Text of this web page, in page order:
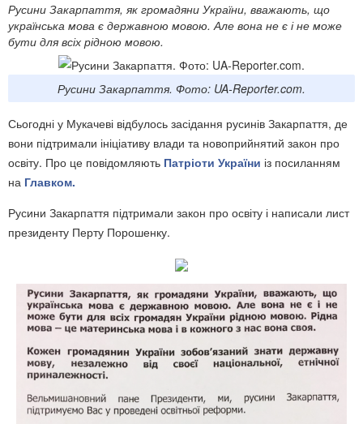
Русини Закарпаття, як громадяни України, вважають, що
українська мова є державною мовою. Але вона не є і не може
бути для всіх рідною мовою.
Русини Закарпаття. Фото: UA-Reporter.com.
Сьогодні у Мукачеві відбулось засідання русинів Закарпаття, де
вони підтримали ініціативу влади та новоприйнятий закон про
освіту. Про це повідомляють Патріоти України із посиланням
на Главком.
Русини Закарпаття підтримали закон про освіту і написали лист
президенту Перту Порошенку.